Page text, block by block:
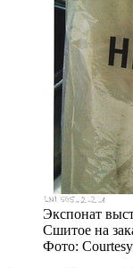
Экспонат
Сшитое на
Фото: